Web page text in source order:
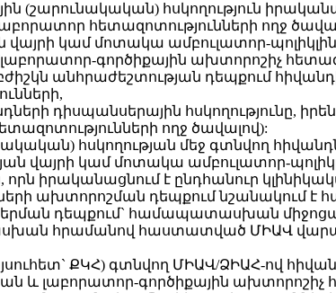
(շարունակական) հսկողություն
հետազոտությունների ողջ
վայրի կամ մոտակա ամբուլատոր-
գործիքային ախտորոշիչ
անհրաժեշտության դեպքում
դիսպանսերային հսկողությունը,
ողջ ծավալով):
հսկողության մեջ գտնվող
վայրի կամ մոտակա ամբուլատոր-
իրականացնում է ընդհանուր
ախտորոշման դեպքում
դեպքում` համապատասխան
հրամանով հաստատված ՄԻԱՎ
ՔԿՀ) գտնվող ՄԻԱՎ/ՁԻԱՀ-ով
և լաբորատոր-գործիքային ախտորոշիչ